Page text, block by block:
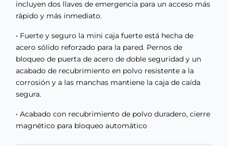
incluyen dos llaves de emergencia para un acceso más
rápido y más inmediato.
• Fuerte y seguro la mini caja fuerte está hecha de
acero sólido reforzado para la pared. Pernos de
bloqueo de puerta de acero de doble seguridad y un
acabado de recubrimiento en polvo resistente a la
corrosión y a las manchas mantiene la caja de caída
segura.
• Acabado con recubrimiento de polvo duradero, cierre
magnético para bloqueo automático